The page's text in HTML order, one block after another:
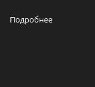
Подробнее